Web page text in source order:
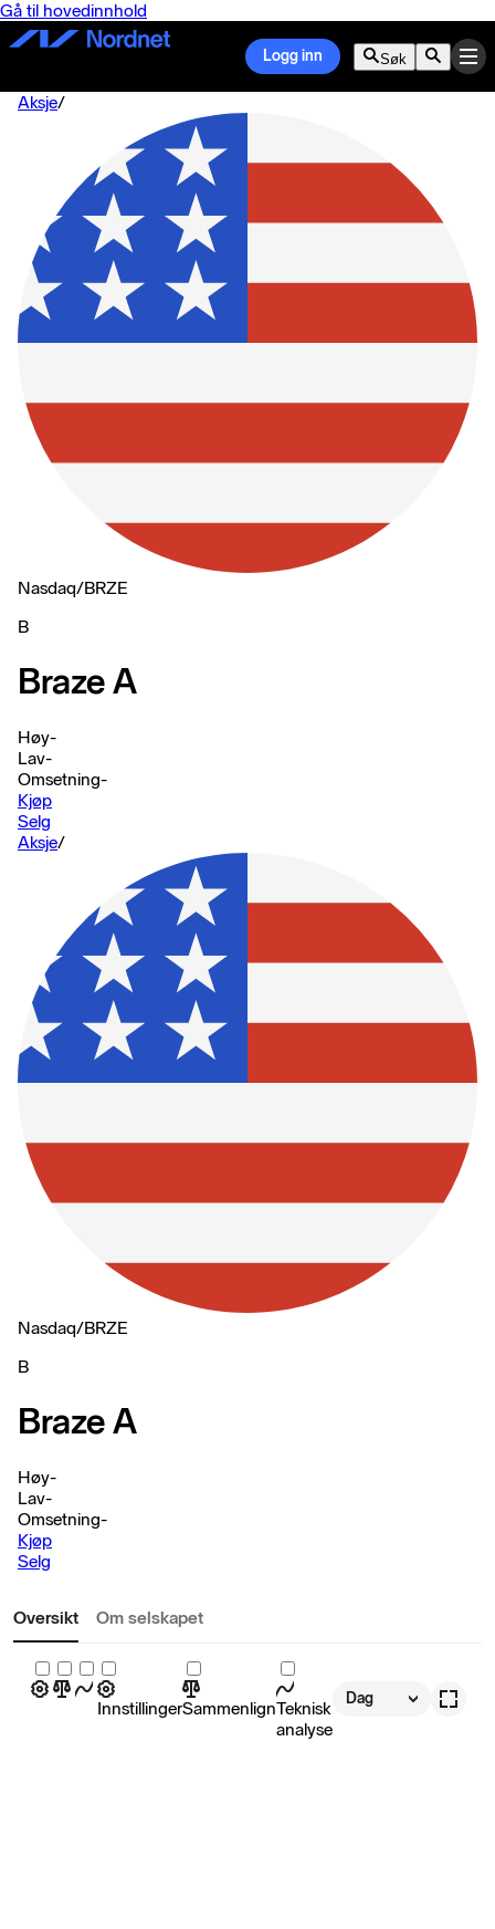
Gå til hovedinnhold
Logg inn Søk
Aksje/
Nasdaq/BRZE
B
Braze A
Høy-
Lav-
Omsetning-
Kjøp
Selg
Aksje/
Nasdaq/BRZE
B
Braze A
Høy-
Lav-
Omsetning-
Kjøp
Selg
Oversikt Om selskapet
InnstillingerSammenlignTeknisk
analyse
Dag